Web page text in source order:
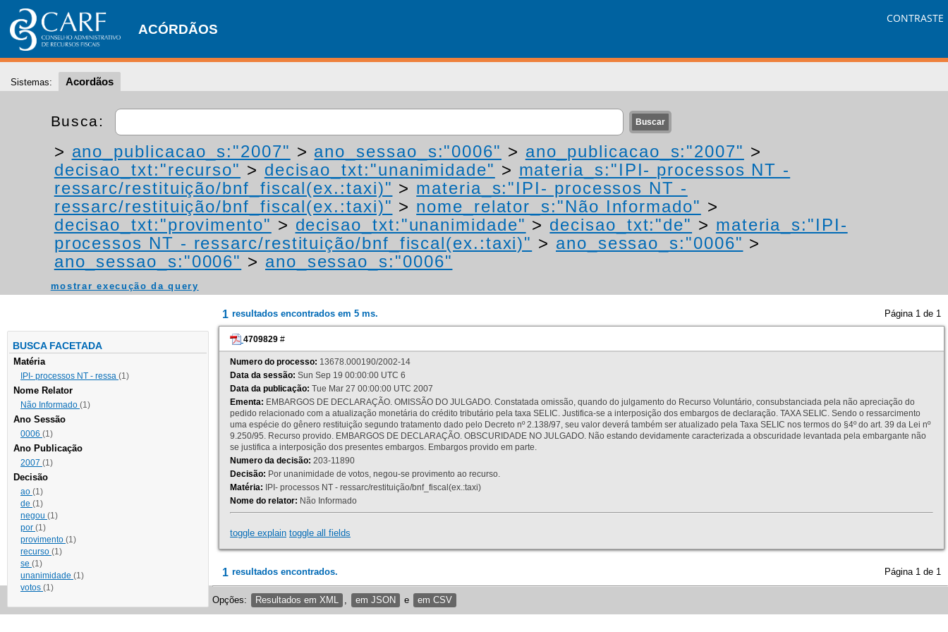
ACÓRDÃOS
CONTRASTE
Sistemas: Acordãos
Busca:
> ano_publicacao_s:"2007" > ano_sessao_s:"0006" > ano_publicacao_s:"2007" >
decisao_txt:"recurso" > decisao_txt:"unanimidade" > materia_s:"IPI- processos NT -
ressarc/restituição/bnf_fiscal(ex.:taxi)" > materia_s:"IPI- processos NT -
ressarc/restituição/bnf_fiscal(ex.:taxi)" > nome_relator_s:"Não Informado" >
decisao_txt:"provimento" > decisao_txt:"unanimidade" > decisao_txt:"de" > materia_s:"IPI-
processos NT - ressarc/restituição/bnf_fiscal(ex.:taxi)" > ano_sessao_s:"0006" >
ano_sessao_s:"0006" > ano_sessao_s:"0006"
mostrar execução da query
BUSCA FACETADA
Matéria
IPI- processos NT - ressa (1)
Nome Relator
Não Informado (1)
Ano Sessão
0006 (1)
Ano Publicação
2007 (1)
Decisão
ao (1)
de (1)
negou (1)
por (1)
provimento (1)
recurso (1)
se (1)
unanimidade (1)
votos (1)
1 resultados encontrados em 5 ms. Página 1 de 1
4709829 #
Numero do processo: 13678.000190/2002-14
Data da sessão: Sun Sep 19 00:00:00 UTC 6
Data da publicação: Tue Mar 27 00:00:00 UTC 2007
Ementa: EMBARGOS DE DECLARAÇÃO. OMISSÃO DO JULGADO. Constatada omissão, quando do julgamento do Recurso Voluntário, consubstanciada pela não apreciação do
pedido relacionado com a atualização monetária do crédito tributário pela taxa SELIC. Justifica-se a interposição dos embargos de declaração. TAXA SELIC. Sendo o ressarcimento
uma espécie do gênero restituição segundo tratamento dado pelo Decreto nº 2.138/97, seu valor deverá também ser atualizado pela Taxa SELIC nos termos do §4º do art. 39 da Lei nº
9.250/95. Recurso provido. EMBARGOS DE DECLARAÇÃO. OBSCURIDADE NO JULGADO. Não estando devidamente caracterizada a obscuridade levantada pela embargante não
se justifica a interposição dos presentes embargos. Embargos provido em parte.
Numero da decisão: 203-11890
Decisão: Por unanimidade de votos, negou-se provimento ao recurso.
Matéria: IPI- processos NT - ressarc/restituição/bnf_fiscal(ex.:taxi)
Nome do relator: Não Informado
toggle explain toggle all fields
1 resultados encontrados. Página 1 de 1
Opções: Resultados em XML em JSON e em CSV